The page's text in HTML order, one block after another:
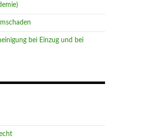
bei Einzug und bei